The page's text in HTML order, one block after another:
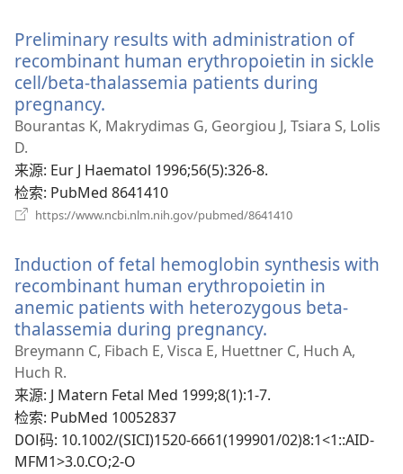
窗
口）
Preliminary results with administration of
recombinant human erythropoietin in sickle
cell/beta-thalassemia patients during
pregnancy.
开
窗
口）
Bourantas K, Makrydimas G, Georgiou J, Tsiara S, Lolis
D.
来源‎: Eur J Haematol 1996;56(5):326-8.
检索‎: PubMed 8641410
https://www.ncbi.nlm.nih.gov/pubmed/8641410
窗
口）
Induction of fetal hemoglobin synthesis with
recombinant human erythropoietin in
anemic patients with heterozygous beta-
thalassemia during pregnancy.
开
窗
Breymann C, Fibach E, Visca E, Huettner C, Huch A,
Huch R.
来源‎: J Matern Fetal Med 1999;8(1):1-7.
检索‎: PubMed 10052837
DOI码‎: 10.1002/(SICI)1520-6661(199901/02)8:1<1::AID-
MFM1>3.0.CO;2-O